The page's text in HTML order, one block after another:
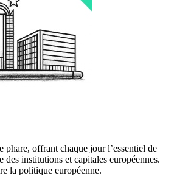
phare, offrant chaque jour l’essentiel de
des institutions et capitales européennes.
la politique européenne.